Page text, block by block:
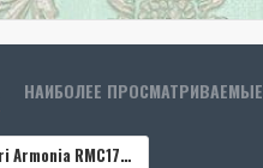
НАИБОЛЕЕ ПРОСМАТРИВАЕМЫЕ
Alessandro Allori Armonia RMC1703-5